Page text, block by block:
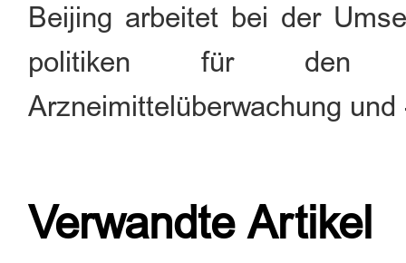
Beijing arbeitet bei der
politiken für den
Arzneimittelüberwachung
Verwandte Artikel